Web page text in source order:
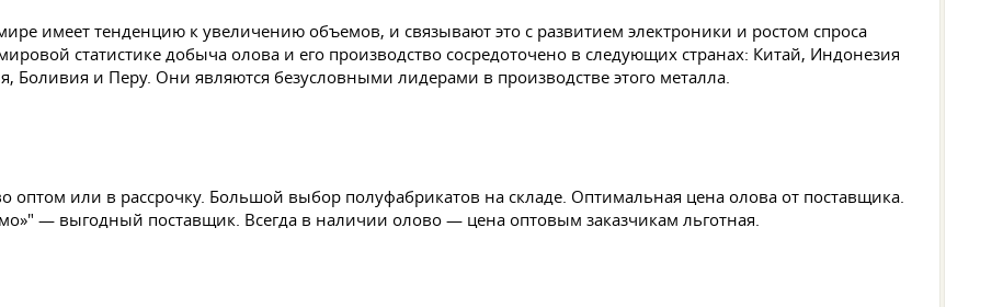
имеет тенденцию к увеличению объемов, и связывают это с развитием электроники и ростом спроса
статистике добыча олова и его производство сосредоточено в следующих странах: Китай, Индонезия
Боливия и Перу. Они являются безусловными лидерами в производстве этого металла.
оптом или в рассрочку. Большой выбор полуфабрикатов на складе. Оптимальная цена олова от поставщика.
— выгодный поставщик. Всегда в наличии олово — цена оптовым заказчикам льготная.